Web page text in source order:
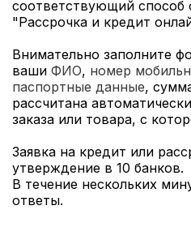
соответствующий способ
"Рассрочка и кредит
Внимательно заполните
ваши ФИО, номер
паспортные данные,
рассчитана
заказа или товара, с
Заявка на кредит или
утверждение в 10 банков.
В течение нескольких
ответы.